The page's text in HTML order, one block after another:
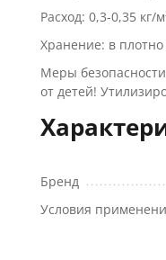
Расход: 0,3-0,35 кг/
Хранение: в
Меры
от детей!
Бренд
Условия